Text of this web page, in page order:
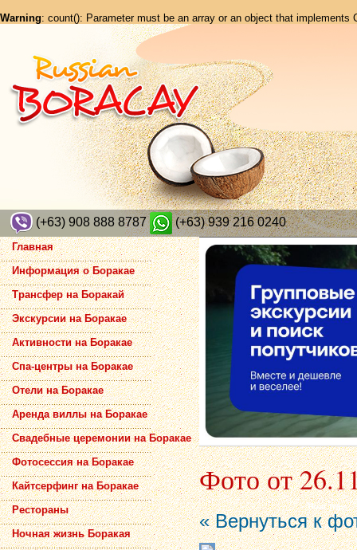
Warning: count(): Parameter must be an array or an object that implements
(+63) 908 888 8787 (+63) 939 216 0240
Главная
Информация о Боракае
Трансфер на Боракай
Экскурсии на Боракае
Активности на Боракае
Спа-центры на Боракае
Отели на Боракае
Аренда виллы на Боракае
Свадебные церемонии на Боракае
Фотосессия на Боракае
Кайтсерфинг на Боракае
Рестораны
Ночная жизнь Боракая
Фото от
« Вернуться к